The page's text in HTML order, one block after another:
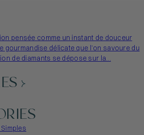
pensée comme un instant de douceur
gourmandise délicate que l’on savoure du
de diamants se dépose sur la...